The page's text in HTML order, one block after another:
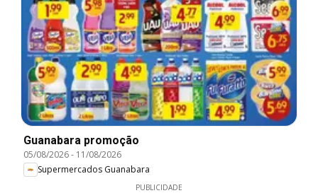
Guanabara promoção
05/08/2026- 11/08/2026
Supermercados Guanabara
PUBLICIDADE